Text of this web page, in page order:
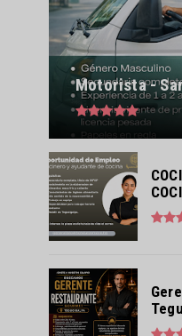
Motorista -